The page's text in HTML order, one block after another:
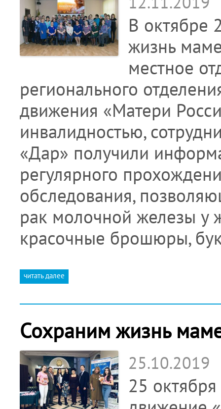
В октябре
жизнь
местное
регионального
движения «Матери
инвалидностью,
«Дар» получили
регулярного
обследования,
рак молочной железы у
красочные брошюры,
читать далее
Сохраним жизнь
25.10.2019
25